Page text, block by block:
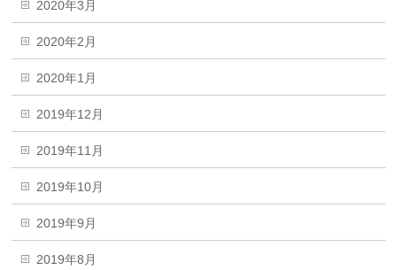
2020年3月
2020年2月
2020年1月
2019年12月
2019年11月
2019年10月
2019年9月
2019年8月